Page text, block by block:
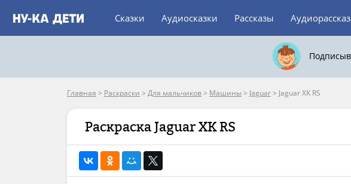
Сказки Аудиосказки Рассказы
Главная > Раскраски > Для мальчиков> Машины > Jaguar> Jaguar XK RS
Раскраска Jaguar XK RS